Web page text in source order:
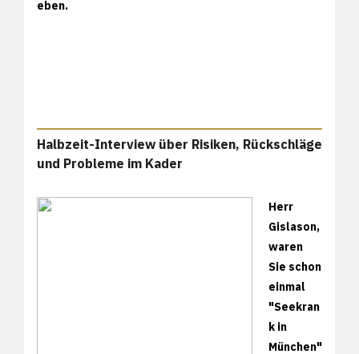
eben.
Halbzeit-Interview über Risiken, Rückschläge
und Probleme im Kader
Herr
Gislason,
waren
Sie schon
einmal
"Seekran
k in
München"